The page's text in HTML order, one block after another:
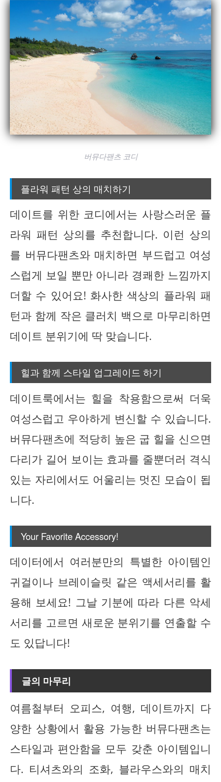
버뮤다팬츠 코디
플라워 패턴 상의 매치하기
데이트를 위한 코디에서는 사랑스러운 플
라워 패턴 상의를 추천합니다. 이런 상의
를 버뮤다팬츠와 매치하면 부드럽고 여성
스럽게 보일 뿐만 아니라 경쾌한 느낌까지
더할 수 있어요! 화사한 색상의 플라워 패
턴과 함께 작은 클러치 백으로 마무리하면
데이트 분위기에 딱 맞습니다.
힐과 함께 스타일 업그레이드 하기
데이트룩에서는 힐을 착용함으로써 더욱
여성스럽고 우아하게 변신할 수 있습니다.
버뮤다팬츠에 적당히 높은 굽 힐을 신으면
다리가 길어 보이는 효과를 줄뿐더러 격식
있는 자리에서도 어울리는 멋진 모습이 됩
니다.
Your Favorite Accessory!
데이터에서 여러분만의 특별한 아이템인
귀걸이나 브레이슬릿 같은 액세서리를 활
용해 보세요! 그날 기분에 따라 다른 악세
서리를 고르면 새로운 분위기를 연출할 수
도 있답니다!
글의 마무리
여름철부터 오피스, 여행, 데이트까지 다
양한 상황에서 활용 가능한 버뮤다팬츠는
스타일과 편안함을 모두 갖춘 아이템입니
다. 티셔츠와의 조화, 블라우스와의 매치